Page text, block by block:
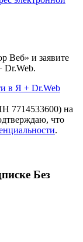
Веб» и заявите
Dr.Web.
в Я + Dr.Web
7714533600) на
что
.
Без